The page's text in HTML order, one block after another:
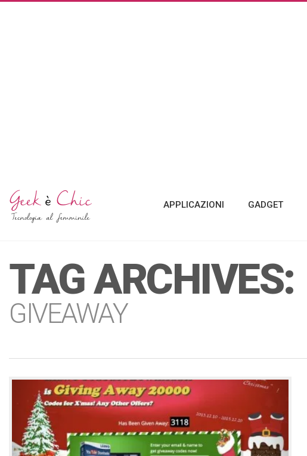
APPLICAZIONI GADGET
TAG ARCHIVES:
GIVEAWAY